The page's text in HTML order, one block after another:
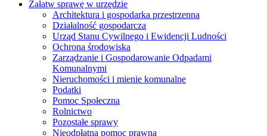
Załatw sprawę w urzędzie
Architektura i gospodarka przestrzenna
Działalność gospodarcza
Urząd Stanu Cywilnego i Ewidencji Ludności
Ochrona środowiska
Zarządzanie i Gospodarowanie Odpadami
Komunalnymi
Nieruchomości i mienie komunalne
Podatki
Pomoc Społeczna
Rolnictwo
Pozostałe sprawy
Nieodpłatna pomoc prawna